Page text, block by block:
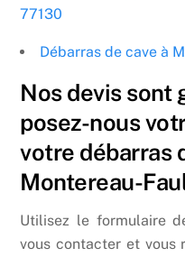
77130
Débarras de cave à
Nos devis sont
posez-nous
votre débarras
Montereau-
Utilisez le formulaire
vous contacter et vous